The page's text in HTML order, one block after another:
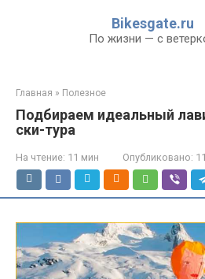
Bikesgate.ru
По жизни — с
Главная » Полезное
Подбираем идеальный
ски-тура
На чтение: 11 мин Опубликовано: